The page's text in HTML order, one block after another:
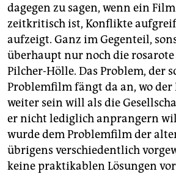
dagegen zu sagen, wenn ein
zeitkritisch ist, Konflikte
aufzeigt. Ganz im Gegenteil,
überhaupt nur noch die rosarote
Pilcher-Hölle. Das Problem, der
Problemfilm fängt da an, wo
weiter sein will als die
er nicht lediglich anprangern
wurde dem Problemfilm der
übrigens verschiedentlich
keine praktikablen Lösungen